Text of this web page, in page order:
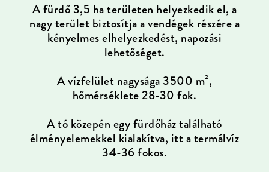
A fürdő 3,5 ha területen helyezkedik el, a
nagy terület biztosítja a vendégek részére a
kényelmes elhelyezkedést, napozási
lehetőséget.
A vízfelület nagysága 3500 m²,
hőmérséklete 28-30 fok.
A tó közepén egy fürdőház található
élményelemekkel kialakítva, itt a termálvíz
34-36 fokos.